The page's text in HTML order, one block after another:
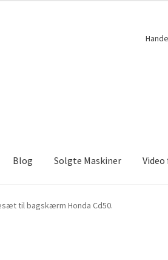
Blog Solgte Maskiner
til bagskærm Honda Cd50.